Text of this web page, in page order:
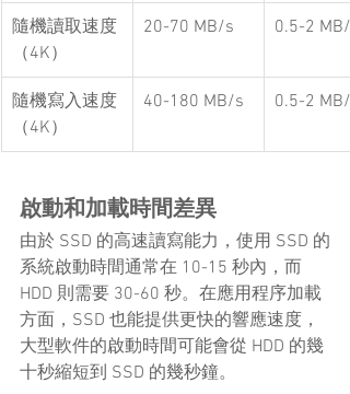
隨機讀取速度
（4K）
20-70 MB/s 0.5-2 MB/s
隨機寫入速度
（4K）
40-180 MB/s 0.5-2 MB/s
啟動和加載時間差異
由於 SSD 的高速讀寫能力，使用 SSD 的
系統啟動時間通常在 10-15 秒內，而
HDD 則需要 30-60 秒。在應用程序加載
方面，SSD 也能提供更快的響應速度，
大型軟件的啟動時間可能會從 HDD 的幾
十秒縮短到 SSD 的幾秒鐘。